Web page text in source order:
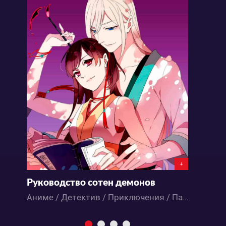
+
Руководство сотен демонов
Аниме / Детектив / Приключения / Паранормальное / Фэнтези